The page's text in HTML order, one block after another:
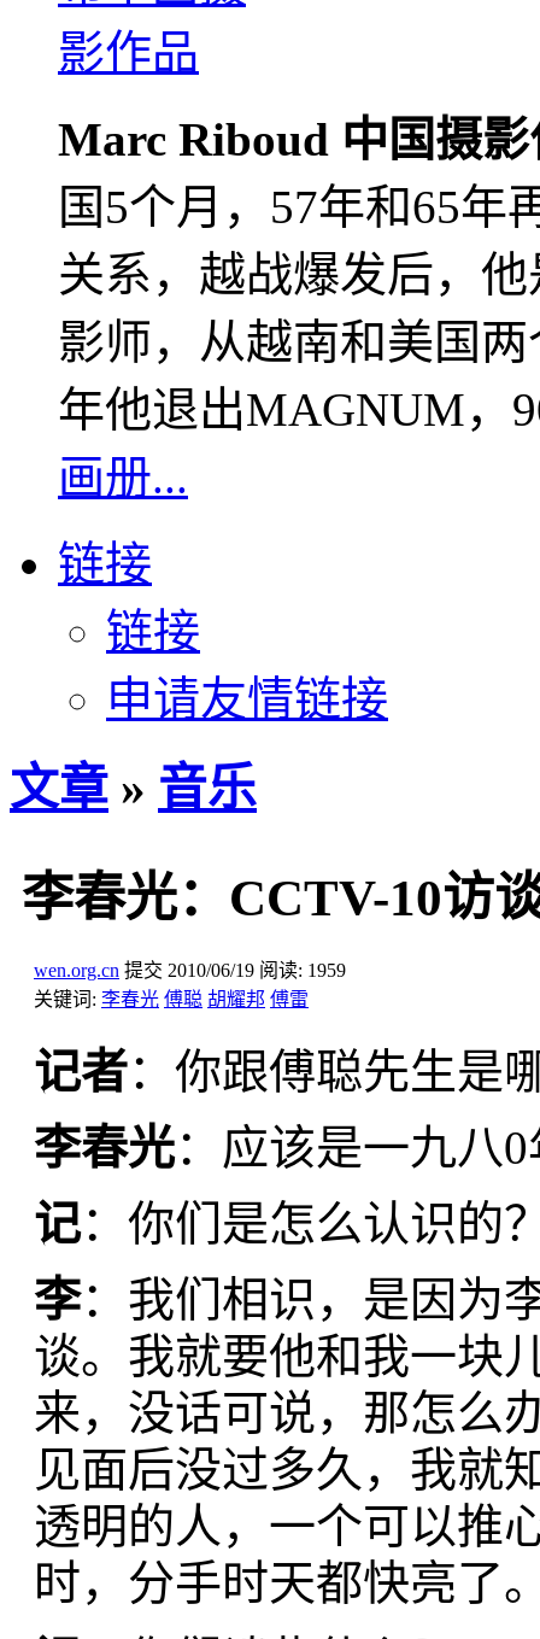
Marc Riboud 中国摄
国5个月，57年和65年
关系，越战爆发后，
影师，从越南和美国
年他退出MAGNUM，
画册...
链接
链接
申请友情链接
文章 » 音乐
李春光：CCTV-10访
wen.org.cn 提交 2010/06/19 阅读: 1959
关键词: 李春光 傅聪 胡耀邦 傅雷
记者：你跟傅聪先生是
李春光：应该是一九八0
记：你们是怎么认识的
李：我们相识，是因为
谈。我就要他和我一块
来，没话可说，那怎么
见面后没过多久，我就
透明的人，一个可以推
时，分手时天都快亮了